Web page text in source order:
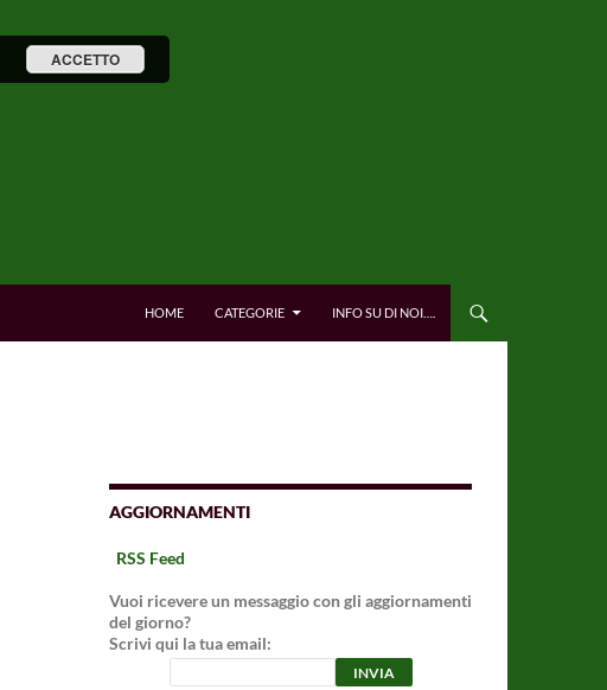
HOME CATEGORIE INFO SU DI NOI….
AGGIORNAMENTI
RSS Feed
Vuoi ricevere un messaggio con gli aggiornamenti
del giorno?
Scrivi qui la tua email:
ACCETTO